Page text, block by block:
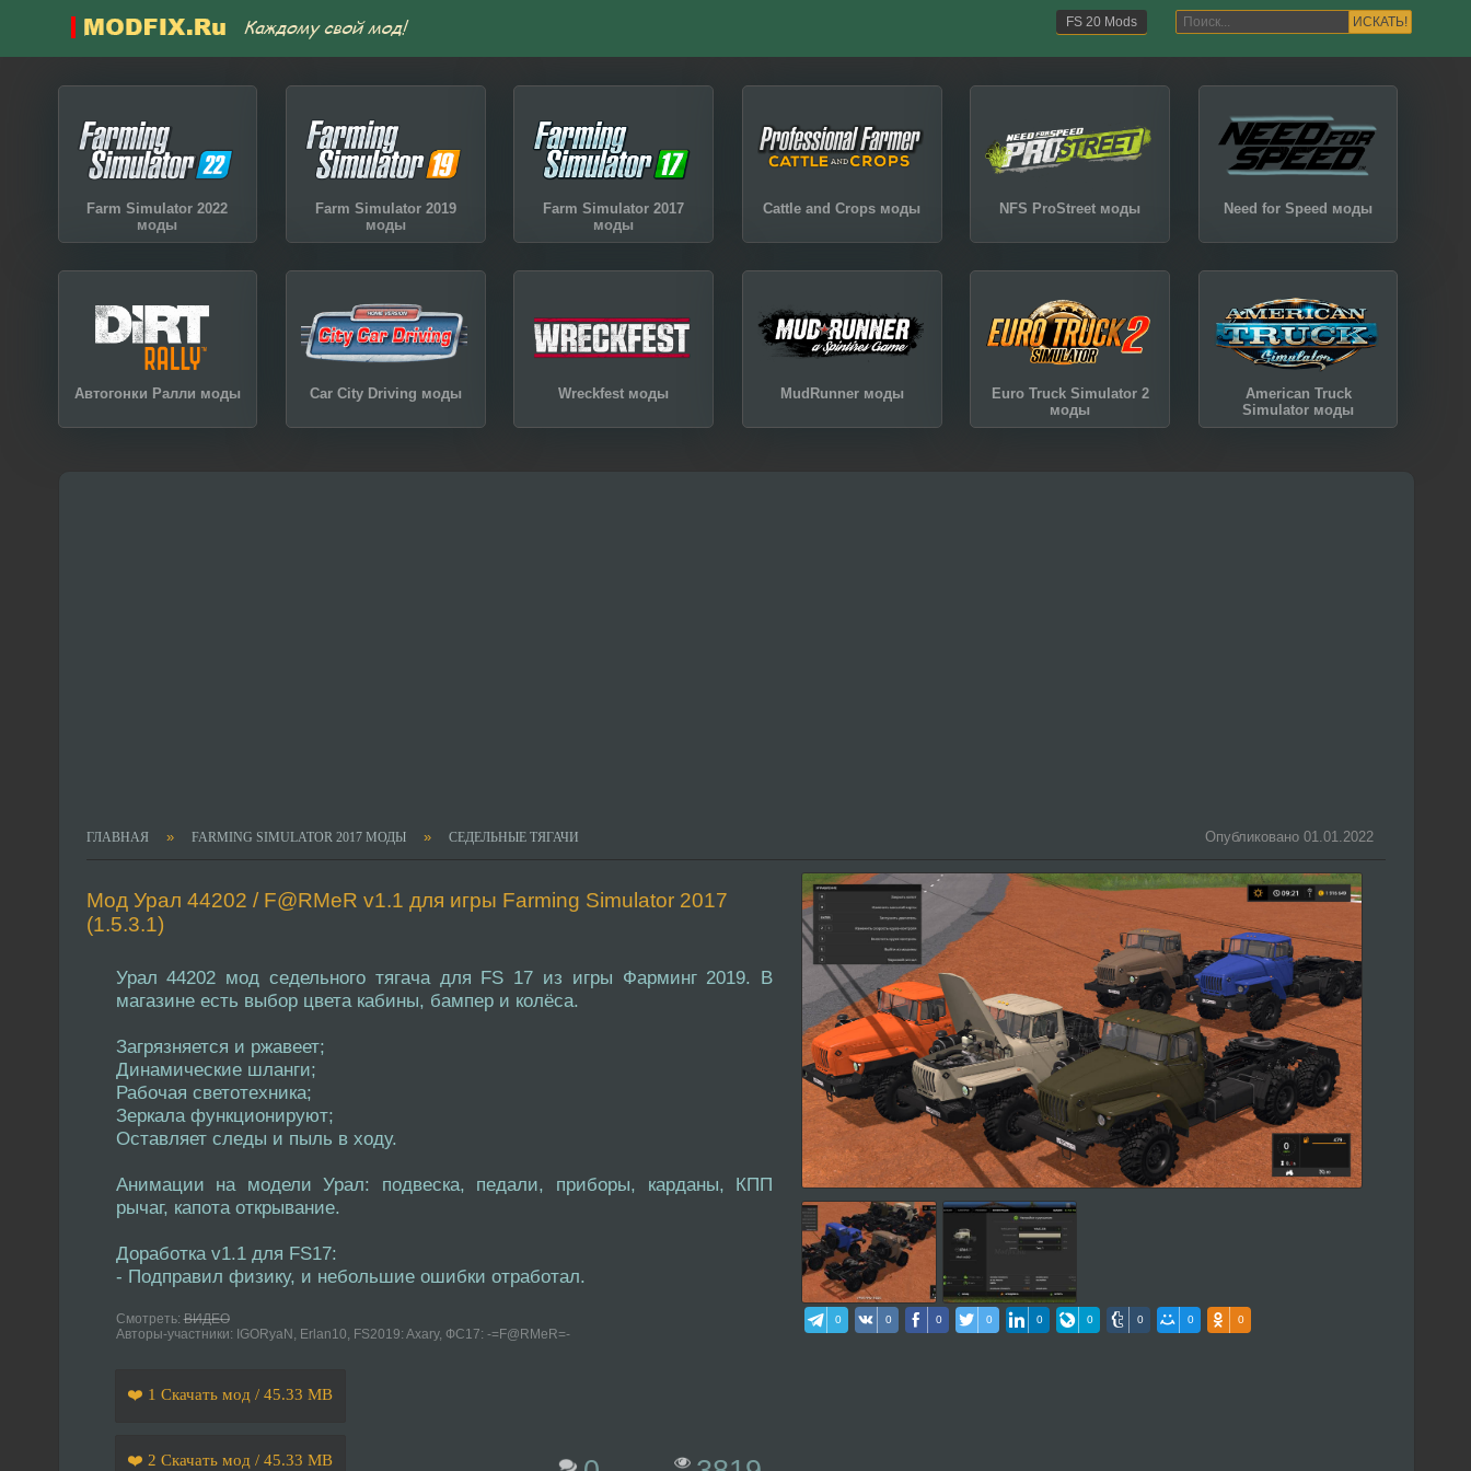
ИСКАТЬ!
FS 20 Mods
Farm Simulator 2022
моды
Farm Simulator 2019
моды
Farm Simulator 2017
моды
Cattle and Crops моды NFS ProStreet моды Need for Speed моды
Автогонки Ралли моды Car City Driving моды Wreckfest моды MudRunner моды
Euro Truck Simulator 2
моды
American Truck
Simulator моды
ГЛАВНАЯ » FARMING SIMULATOR 2017 МОДЫ » СЕДЕЛЬНЫЕ ТЯГАЧИ Опубликовано 01.01.2022
Мод Урал 44202 / F@RMeR v1.1 для игры Farming Simulator 2017
(1.5.3.1)
Урал 44202 мод седельного тягача для FS 17 из игры Фарминг 2019. В
магазине есть выбор цвета кабины, бампер и колёса.
Загрязняется и ржавеет;
Динамические шланги;
Рабочая светотехника;
Зеркала функционируют;
Оставляет следы и пыль в ходу.
Анимации на модели Урал: подвеска, педали, приборы, карданы, КПП
рычаг, капота открывание.
Доработка v1.1 для FS17:
- Подправил физику, и небольшие ошибки отработал.
Смотреть: ВИДЕО
Авторы-участники: IGORyaN, Erlan10, FS2019: Axary, ФС17: -=F@RMeR=-
❤️ 1 Скачать мод / 45.33 MB
❤️ 2 Скачать мод / 45.33 MB
0 0 0 0 0 0 0 0 0